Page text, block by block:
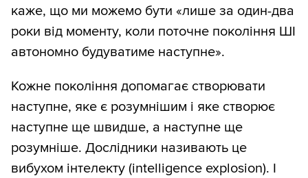
каже, що ми можемо бути «лише за один-два
роки від моменту, коли поточне покоління ШІ
автономно будуватиме наступне».
Кожне покоління допомагає створювати
наступне, яке є розумнішим і яке створює
наступне ще швидше, а наступне ще
розумніше. Дослідники називають це
вибухом інтелекту (intelligence explosion). І